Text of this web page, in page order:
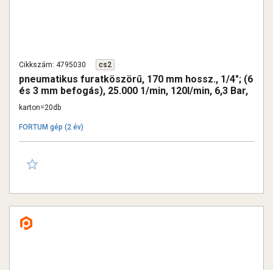
Cikkszám: 4795030 cs2
pneumatikus furatköszörű, 170 mm hossz., 1/4"; (6
és 3 mm befogás), 25.000 1/min, 120l/min, 6,3 Bar,
1/4" csatl., 0,4 kg
karton=20db
FORTUM gép (2 év)